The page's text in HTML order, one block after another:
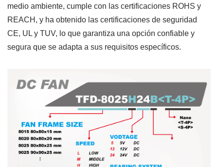
medio ambiente, cumple con las certificaciones ROHS y
REACH, y ha obtenido las certificaciones de seguridad
CE, UL y TUV, lo que garantiza una opción confiable y
segura que se adapta a sus requisitos específicos.